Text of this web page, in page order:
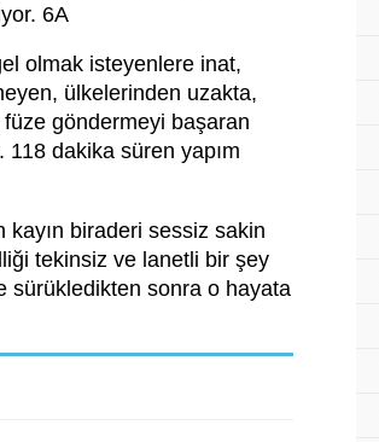
6A
olmak isteyenlere inat,
ülkelerinden uzakta,
füze göndermeyi başaran
dakika süren yapım
biraderi sessiz sakin
tekinsiz ve lanetli bir şey
sürükledikten sonra o hayata